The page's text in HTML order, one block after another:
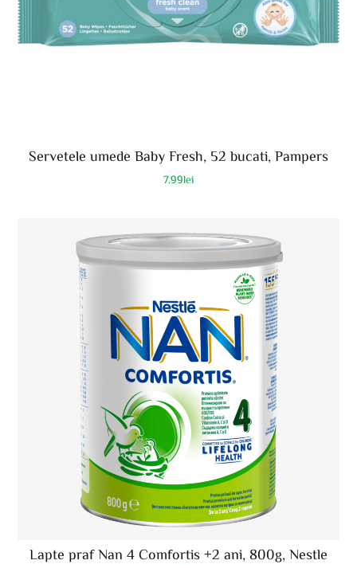
Servetele umede Baby Fresh, 52 bucati, Pampers
7.99lei
Lapte praf Nan 4 Comfortis +2 ani, 800g, Nestle